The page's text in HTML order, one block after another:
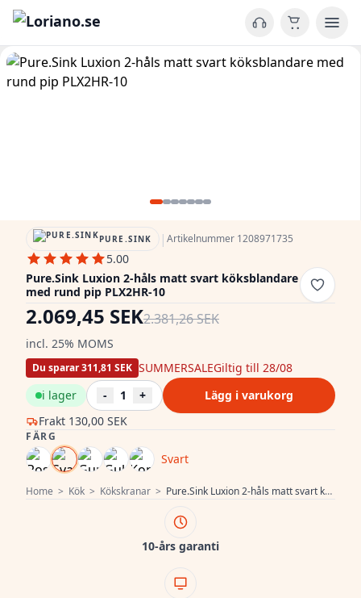
Home > Kök > Kökskranar > Pure.Sink Luxion 2-håls matt svart köksblandare med rund pip PLX2HR-10
PURE.SINK | Artikelnummer 1208971735
5.00
Pure.Sink Luxion 2-håls matt svart köksblandare
med rund pip PLX2HR-10
2.069,45 SEK2.381,26 SEK
incl. 25% MOMS
Du sparar 311,81 SEK SUMMERSALEGiltig till 28/08
Frakt 130,00 SEK
i lager - 1 + Lägg i varukorg
FÄRG
Svart
10-års garanti